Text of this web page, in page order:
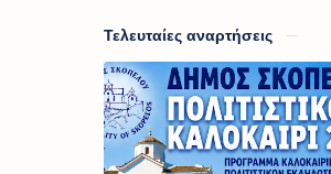
Τελευταίες αναρτήσεις